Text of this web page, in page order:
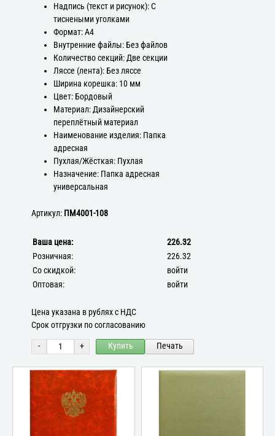
Надпись (текст и рисунок): С
тиснеными уголками
Формат: А4
Внутренние файлы: Без файлов
Количество секций: Две секции
Ляссе (лента): Без ляссе
Ширина корешка: 10 мм
Цвет: Бордовый
Материал: Дизайнерский
переплётный материал
Наименование изделия: Папка
адресная
Пухлая/Жёсткая: Пухлая
Назначение: Папка адресная
универсальная
Артикул: ПМ4001-108
Ваша цена:
226.32
Розничная:
226.32
Со скидкой:
войти
Оптовая:
войти
Цена указана в рублях с НДС
Срок отгрузки по согласованию
- + Купить Печать